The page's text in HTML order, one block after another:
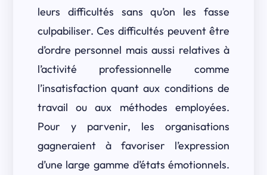
leurs difficultés sans qu’on les fasse
culpabiliser. Ces difficultés peuvent être
d’ordre personnel mais aussi relatives à
l’activité professionnelle comme
l’insatisfaction quant aux conditions de
travail ou aux méthodes employées.
Pour y parvenir, les organisations
gagneraient à favoriser l’expression
d’une large gamme d’états émotionnels.